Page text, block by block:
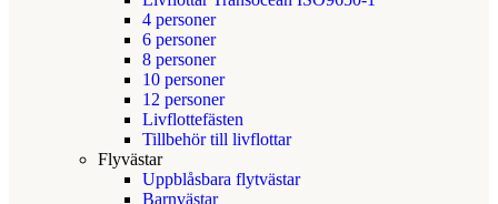
4 personer
6 personer
8 personer
10 personer
12 personer
Livflottefästen
Tillbehör till livflottar
Flyvästar
Uppblåsbara flytvästar
Barnvästar